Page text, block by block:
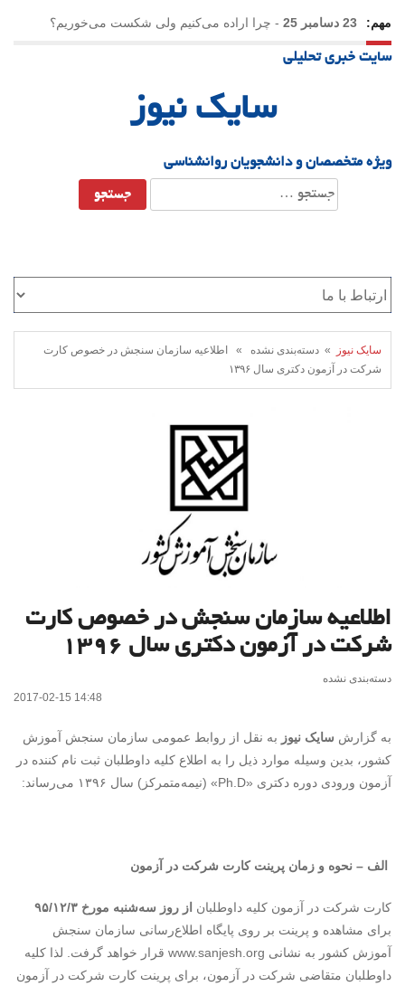
مهم: 23 دسامبر 25 - چرا اراده می‌کنیم ولی شکست می‌خوریم؟
21 دسامبر 25
سایت خبری تحلیلی
سایک نیوز
ویژه متخصصان و دانشجویان روانشناسی
جستجو
برای:
سایک نیوز
» دسته‌بندی نشده » اطلاعیه سازمان سنجش در خصوص کارت‌
شرکت در آزمون دکتری سال ۱۳۹۶
اطلاعیه سازمان سنجش در خصوص کارت‌
شرکت در آزمون دکتری سال ۱۳۹۶
دسته‌بندی نشده
2017-02-15 14:48
به گزارش سایک نیوز به نقل از روابط عمومی سازمان سنجش آموزش
کشور، بدین وسیله موارد ذیل را به اطلاع کلیه داوطلبان ثبت نام کننده در
آزمون ورودی دوره دکتری «Ph.D» (نیمه‌متمرکز) سال ۱۳۹۶ می‌رساند:
الف‌ – نحوه‌ و زمان پرینت کارت شرکت در آزمون
کارت‌ شرکت در‌ آزمون‌ کلیه‌ داوطلبان‌ از روز سه‌شنبه مورخ ۹۵/۱۲/۳
برای مشاهده و پرینت بر روی پایگاه اطلاع‌رسانی سازمان سنجش
آموزش کشور به نشانی www.sanjesh.org قرار خواهد گرفت. لذا کلیه‌
داوطلبان‌ متقاضی شرکت‌ در آزمون‌، برای پرینت کارت شرکت در آزمون